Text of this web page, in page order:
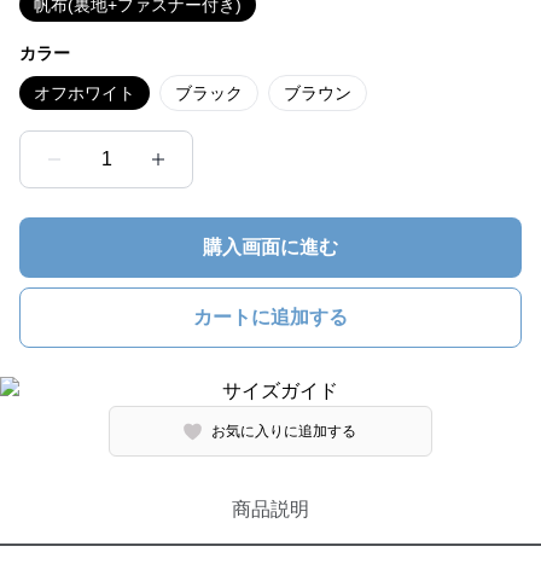
帆布(裏地+ファスナー付き)
カラー
オフホワイト ブラック ブラウン
1
購入画面に進む
カートに追加する
お気に入りに追加する
商品説明